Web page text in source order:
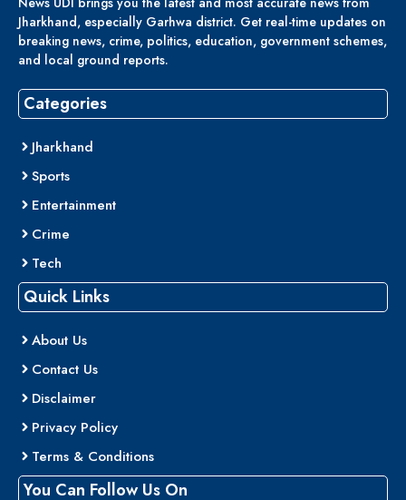
Jharkhand, especially Garhwa district. Get real-time updates on
breaking news, crime, politics, education, government schemes,
and local ground reports.
Categories
Jharkhand
Sports
Entertainment
Crime
Tech
Quick Links
About Us
Contact Us
Disclaimer
Privacy Policy
Terms & Conditions
You Can Follow Us On